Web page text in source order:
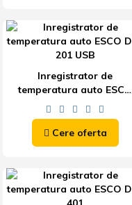
Inregistrator de
temperatura auto ESCO
DR-201 USB
Cere oferta